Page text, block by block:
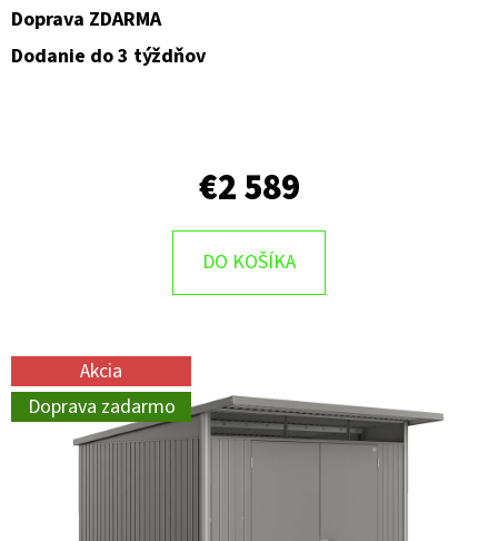
Doprava ZDARMA
Dodanie do 3 týždňov
€2 589
DO KOŠÍKA
Akcia
Doprava zadarmo